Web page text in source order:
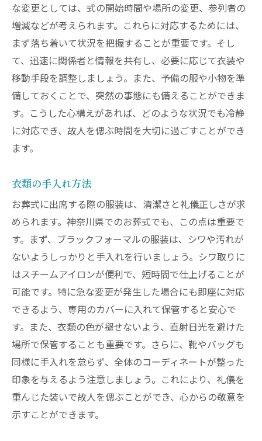
な変更としては、式の開始時間や場所の変更、参列者の
増減などが考えられます。これらに対応するためには、
まず落ち着いて状況を把握することが重要です。そし
て、迅速に関係者と情報を共有し、必要に応じて衣装や
移動手段を調整しましょう。また、予備の服や小物を準
備しておくことで、突然の事態にも備えることができま
す。こうした心構えがあれば、どのような状況でも冷静
に対応でき、故人を偲ぶ時間を大切に過ごすことができ
ます。
衣類の手入れ方法
お葬式に出席する際の服装は、清潔さと礼儀正しさが求
められます。神奈川県でのお葬式でも、この点は重要で
す。まず、ブラックフォーマルの服装は、シワや汚れが
ないようしっかりと手入れを行いましょう。シワ取りに
はスチームアイロンが便利で、短時間で仕上げることが
可能です。特に急な変更が発生した場合にも即座に対応
できるよう、専用のカバーに入れて保管すると安心で
す。また、衣類の色が褪せないよう、直射日光を避けた
場所で保管することも重要です。さらに、靴やバッグも
同様に手入れを怠らず、全体のコーディネートが整った
印象を与えるよう注意しましょう。これにより、礼儀を
重んじた装いで故人を偲ぶことができ、心からの敬意を
示すことができます。